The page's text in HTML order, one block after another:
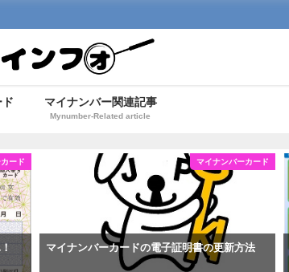
ド マイナンバー関連記事
Mynumber-Related article
ード マイナンバーカード
マイナンバーカードの電子証明書の更新方法